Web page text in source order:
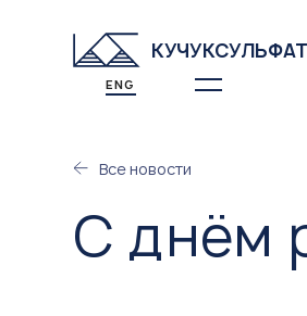
КУЧУКСУЛЬФАТ
ENG
Все новости
С днём